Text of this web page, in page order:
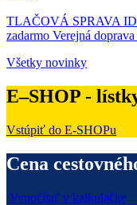
TLAČOVÁ SPRAVA
zadarmo Verejná
Všetky novinky
E–SHOP -
Vstúpiť do E-SHOPu
Cena
Vypočítať v kalkulačke